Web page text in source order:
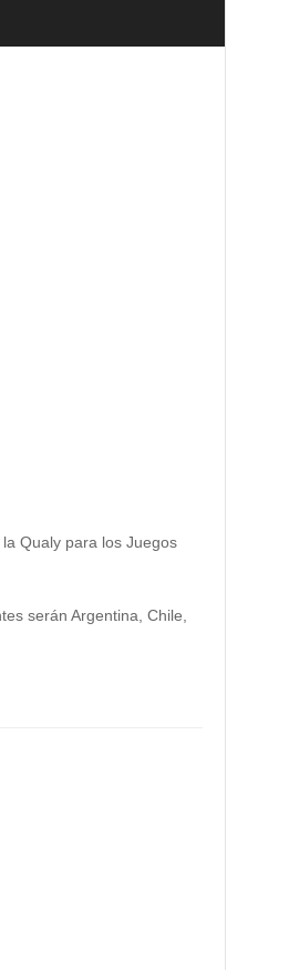
Qualy para los Juegos
serán Argentina, Chile,